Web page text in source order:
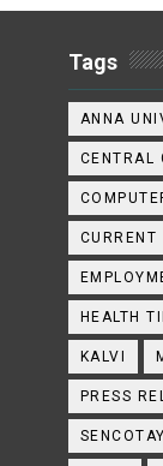
Tags
ANNA
CENTRAL
CURRENT
HEALTH
KALVI
PRESS